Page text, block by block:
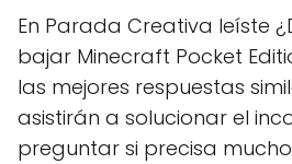
En Parada Creativa leíste
bajar Minecraft Pocket
las mejores respuestas
asistirán a solucionar el
preguntar si precisa